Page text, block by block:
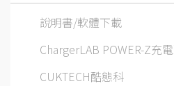
說明書/軟體下載
ChargerLAB POWER-Z充
CUKTECH酷態科